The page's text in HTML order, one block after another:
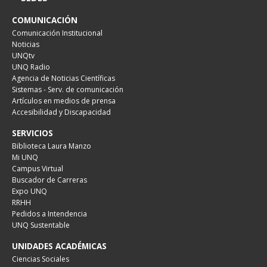
COMUNICACIÓN
Comunicación Institucional
Noticias
UNQtv
UNQ Radio
Agencia de Noticias Científicas
Sistemas - Serv. de comunicación
Artículos en medios de prensa
Accesibilidad y Discapacidad
SERVICIOS
Biblioteca Laura Manzo
Mi UNQ
Campus Virtual
Buscador de Carreras
Expo UNQ
RRHH
Pedidos a Intendencia
UNQ Sustentable
UNIDADES ACADÉMICAS
Ciencias Sociales